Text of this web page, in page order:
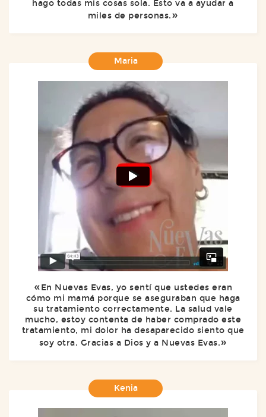
hago todas mis cosas sola. Esto va a ayudar a
miles de personas.
Maria
En Nuevas Evas, yo sentí que ustedes eran
cómo mi mamá porque se aseguraban que haga
su tratamiento correctamente. La salud vale
mucho, estoy contenta de haber comprado este
tratamiento, mi dolor ha desaparecido siento que
soy otra. Gracias a Dios y a Nuevas Evas.
Kenia